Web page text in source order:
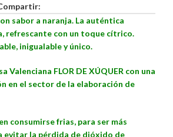
sabor a naranja. La auténtica
refrescante con un toque cítrico.
inigualable y único.
Valenciana FLOR DE XÚQUER con una
en el sector de la elaboración de
consumirse frias, para ser más
evitar la pérdida de dióxido de